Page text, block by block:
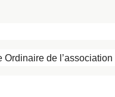
de l’association